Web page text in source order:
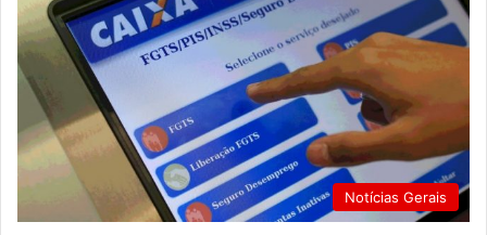
Notícias Gerais